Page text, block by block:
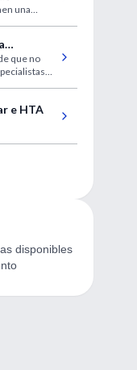
una
que no
e HTA
disponibles